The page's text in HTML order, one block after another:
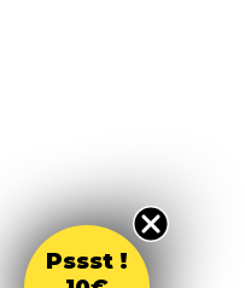
Pssst !